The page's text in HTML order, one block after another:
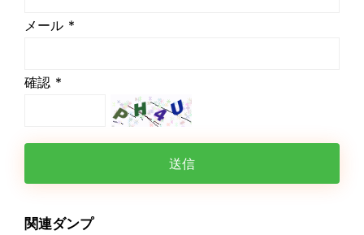
メール *
確認 *
送信
関連ダンプ